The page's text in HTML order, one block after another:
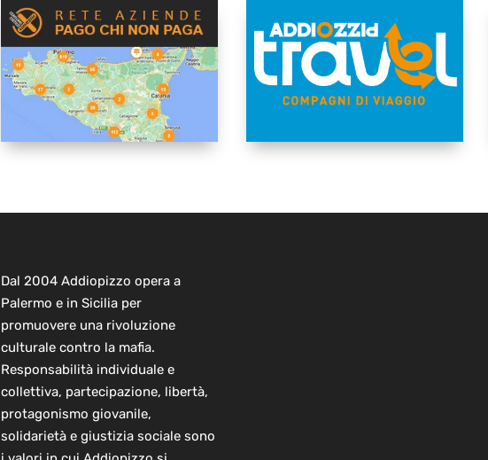
Dal 2004 Addiopizzo opera a
Palermo e in Sicilia per
promuovere una rivoluzione
culturale contro la mafia.
Responsabilità individuale e
collettiva, partecipazione, libertà,
protagonismo giovanile,
solidarietà e giustizia sociale sono